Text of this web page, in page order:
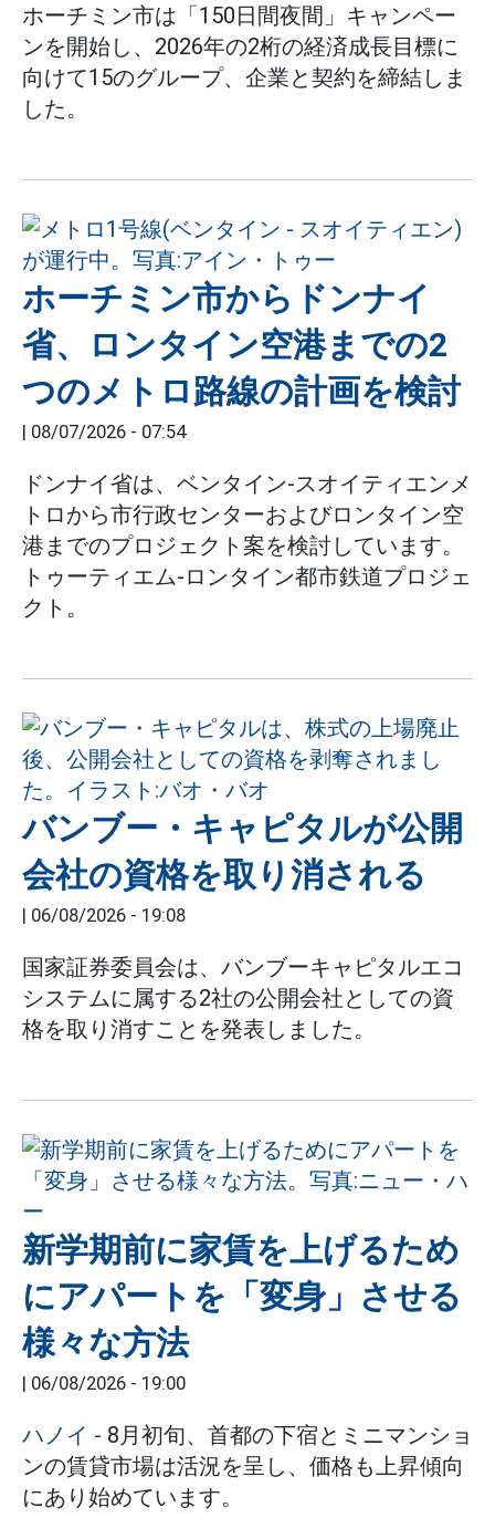
ホーチミン市は「150日間夜間」キャンペー
ンを開始し、2026年の2桁の経済成長目標に
向けて15のグループ、企業と契約を締結しま
した。
ホーチミン市からドンナイ
省、ロンタイン空港までの2
つのメトロ路線の計画を検討
| 08/07/2026 - 07:54
ドンナイ省は、ベンタイン-スオイティエンメ
トロから市行政センターおよびロンタイン空
港までのプロジェクト案を検討しています。
トゥーティエム-ロンタイン都市鉄道プロジェ
クト。
バンブー・キャピタルが公開
会社の資格を取り消される
| 06/08/2026 - 19:08
国家証券委員会は、バンブーキャピタルエコ
システムに属する2社の公開会社としての資
格を取り消すことを発表しました。
新学期前に家賃を上げるため
にアパートを「変身」させる
様々な方法
| 06/08/2026 - 19:00
ハノイ - 8月初旬、首都の下宿とミニマンショ
ンの賃貸市場は活況を呈し、価格も上昇傾向
にあり始めています。